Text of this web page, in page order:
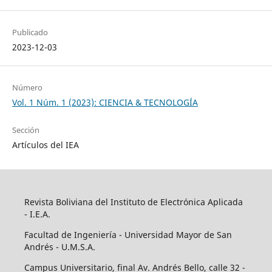
Publicado
2023-12-03
Número
Vol. 1 Núm. 1 (2023): CIENCIA & TECNOLOGÍA
Sección
Artículos del IEA
Revista Boliviana del Instituto de Electrónica Aplicada
- I.E.A.
Facultad de Ingeniería - Universidad Mayor de San
Andrés - U.M.S.A.
Campus Universitario, final Av. Andrés Bello, calle 32 -